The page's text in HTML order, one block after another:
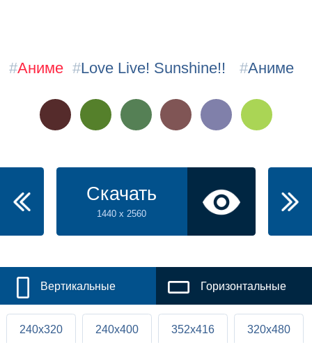
#Аниме #Love Live! Sunshine!! #Аниме
Скачать
1440 x 2560
Вертикальные Горизонтальные
240x320 240x400 352x416 320x480